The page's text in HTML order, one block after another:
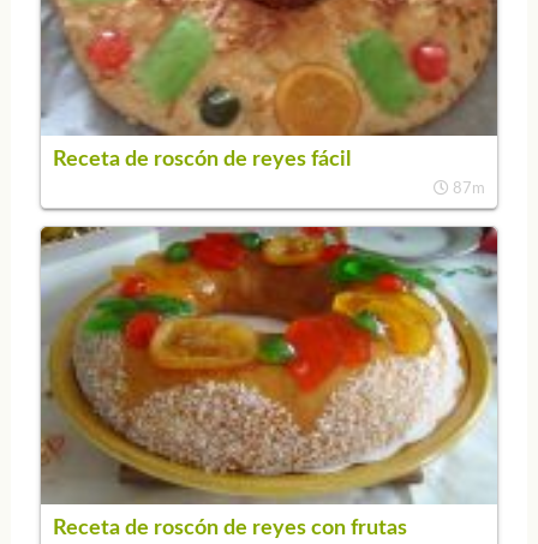
Receta de roscón de reyes fácil
87m
Receta de roscón de reyes con frutas